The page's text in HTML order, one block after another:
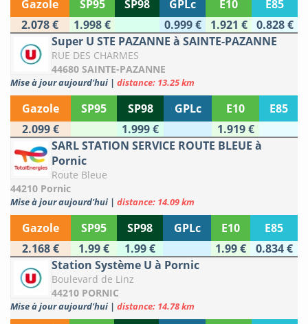
Gazole SP95 SP98 GPLc E10
E85
2.078 €
1.998 € 0.999 € 1.921 €
0.828 €
Super U STE PAZANNE à SAINTE-PAZANNE
RUE DES CHARMES
44680 SAINTE-PAZANNE
Mise à jour aujourd'hui | distance: 13.25 km
Gazole SP95 SP98 GPLc E10
E85
2.099 €
1.999 €
1.919 €
SARL STATION SERVICE ROUTE BLEUE à
Pornic
Route Bleue
44210 Pornic
Mise à jour aujourd'hui | distance: 14.09 km
Gazole SP95 SP98 GPLc E10
E85
2.168 €
1.99 € 1.99 € 1.99 €
0.834 €
Station Système U à Pornic
Boulevard de Linz
44210 PORNIC
Mise à jour aujourd'hui | distance: 14.78 km